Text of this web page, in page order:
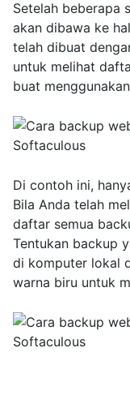
Setelah beberapa
akan dibawa ke
telah dibuat
untuk melihat
buat
Di contoh ini,
Bila Anda telah
daftar semua
Tentukan backup
di komputer lokal
warna biru untuk